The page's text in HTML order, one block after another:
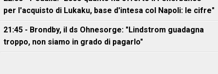
per l'acquisto di Lukaku, base d'intesa col Napoli: le cifre"
21:45 - Brondby, il ds Ohnesorge: "Lindstrom guadagna
troppo, non siamo in grado di pagarlo"